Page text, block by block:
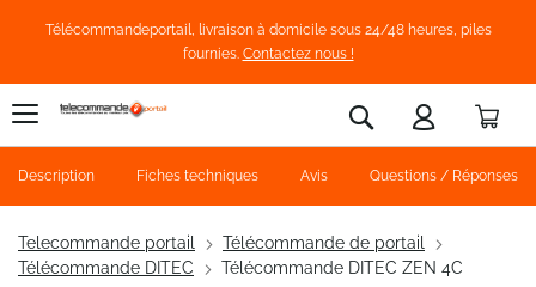
Télécommandeportail, livraison à domicile sous 24/48 heures, piles
fournies. Contactez nous !
Rechercher
Telecommande portail
Télécommande de portail
Télécommande DITEC
Télécommande DITEC ZEN 4C
Description Fiches techniques Avis Questions / Réponses